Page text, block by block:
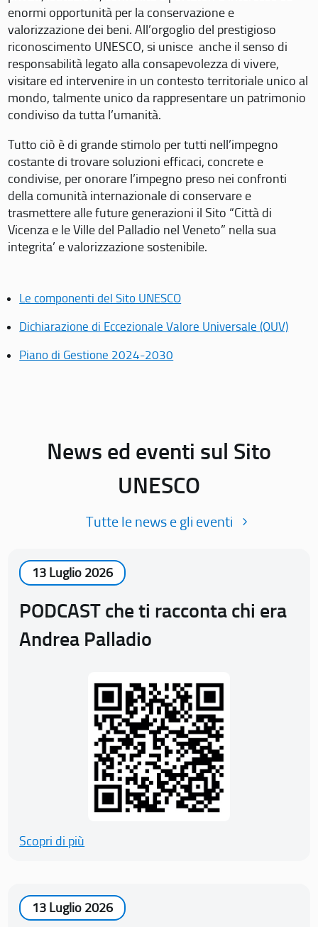
enormi opportunità per la conservazione e
valorizzazione dei beni. All’orgoglio del prestigioso
riconoscimento UNESCO, si unisce anche il senso di
responsabilità legato alla consapevolezza di vivere,
visitare ed intervenire in un contesto territoriale unico al
mondo, talmente unico da rappresentare un patrimonio
condiviso da tutta l’umanità.
Tutto ciò è di grande stimolo per tutti nell’impegno
costante di trovare soluzioni efficaci, concrete e
condivise, per onorare l’impegno preso nei confronti
della comunità internazionale di conservare e
trasmettere alle future generazioni il Sito “Città di
Vicenza e le Ville del Palladio nel Veneto” nella sua
integrita’ e valorizzazione sostenibile.
Le componenti del Sito UNESCO
Dichiarazione di Eccezionale Valore Universale (OUV)
Piano di Gestione 2024-2030
News ed eventi sul Sito
UNESCO
Tutte le news e gli eventi
13 Luglio 2026
PODCAST che ti racconta chi era
Andrea Palladio
Scopri di più
13 Luglio 2026